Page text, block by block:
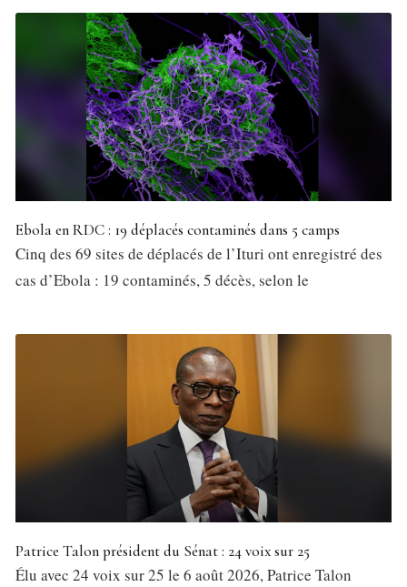
Ebola en RDC : 19 déplacés contaminés dans 5 camps
Cinq des 69 sites de déplacés de l’Ituri ont enregistré des
cas d’Ebola : 19 contaminés, 5 décès, selon le
Patrice Talon président du Sénat : 24 voix sur 25
Élu avec 24 voix sur 25 le 6 août 2026, Patrice Talon